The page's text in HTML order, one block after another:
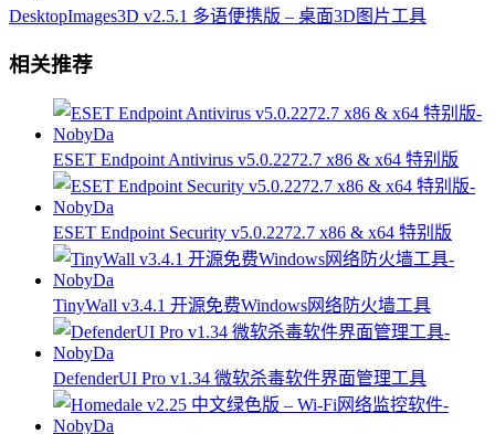
DesktopImages3D v2.5.1 多语便携版 – 桌面3D图片工具
相关推荐
ESET Endpoint Antivirus v5.0.2272.7 x86 & x64 特别版
ESET Endpoint Security v5.0.2272.7 x86 & x64 特别版
TinyWall v3.4.1 开源免费Windows网络防火墙工具
DefenderUI Pro v1.34 微软杀毒软件界面管理工具